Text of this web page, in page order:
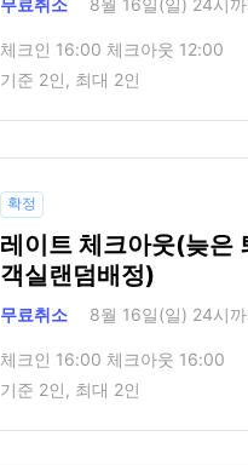
무료취소 8월 16일(일) 24시까
체크인 16:00 체크아웃 12:00
기준 2인, 최대 2인
확정
레이트 체크아웃(늦은
객실랜덤배정)
무료취소 8월 16일(일) 24시까
체크인 16:00 체크아웃 16:00
기준 2인, 최대 2인